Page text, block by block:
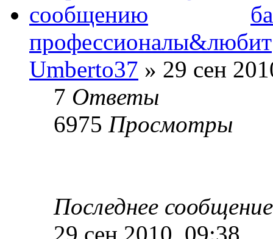
профессионалы&любит
Umberto37 » 29 сен
7 Ответы
6975 Просмотры
Последнее
29 сен 2010, 09:38